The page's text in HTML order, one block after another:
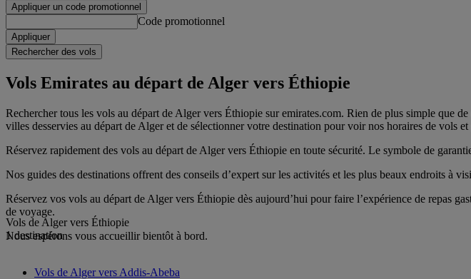
Appliquer un code promotionnel
Code promotionnel
Appliquer
Rechercher des vols
Vols Emirates au départ de Alger vers Éthiopie
Rechercher tous les vols au départ de Alger vers Éthiopie sur emirates.com. Rien de plus simple que
villes desservies au départ de Alger et de sélectionner votre destination pour voir nos horaires de vols et
Réservez rapidement des vols au départ de Alger vers Éthiopie en toute sécurité. Le symbole de
Nos guides des destinations offrent des conseils d’expert sur les activités et les plus beaux endroits à
Réservez vos vols au départ de Alger vers Éthiopie dès aujourd’hui pour faire l’expérience de repas
de voyage.
Nous espérons vous accueillir bientôt à bord.
Vols de Alger vers Éthiopie
1 destination
Vols de Alger vers Addis-Abeba